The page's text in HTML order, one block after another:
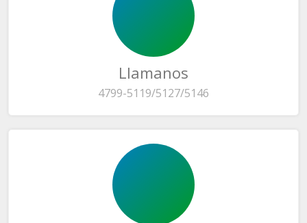
Llamanos
4799-5119/5127/5146